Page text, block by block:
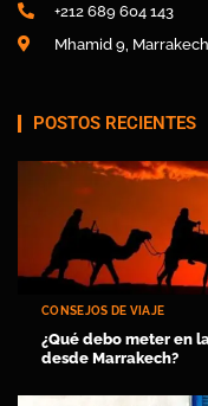
+212 689 604 143
Mhamid 9,
POSTOS RECIENTES
CONSEJOS DE VIAJE
¿Qué debo meter en
desde Marrakech?